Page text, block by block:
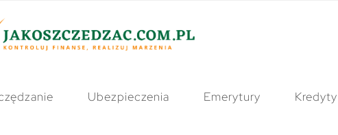
Ubezpieczenia Emerytury Kredyty